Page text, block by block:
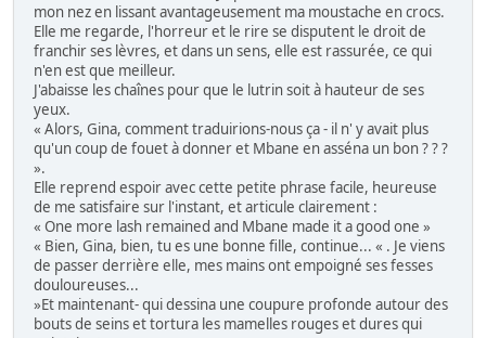
mon nez en lissant avantageusement ma moustache en crocs.
Elle me regarde, l'horreur et le rire se disputent le droit de
franchir ses lèvres, et dans un sens, elle est rassurée, ce qui
n'en est que meilleur.
J'abaisse les chaînes pour que le lutrin soit à hauteur de ses
yeux.
« Alors, Gina, comment traduirions-nous ça - il n' y avait plus
qu'un coup de fouet à donner et Mbane en asséna un bon ? ? ?
».
Elle reprend espoir avec cette petite phrase facile, heureuse
de me satisfaire sur l'instant, et articule clairement :
« One more lash remained and Mbane made it a good one »
« Bien, Gina, bien, tu es une bonne fille, continue... « . Je viens
de passer derrière elle, mes mains ont empoigné ses fesses
douloureuses...
»Et maintenant- qui dessina une coupure profonde autour des
bouts de seins et tortura les mamelles rouges et dures qui